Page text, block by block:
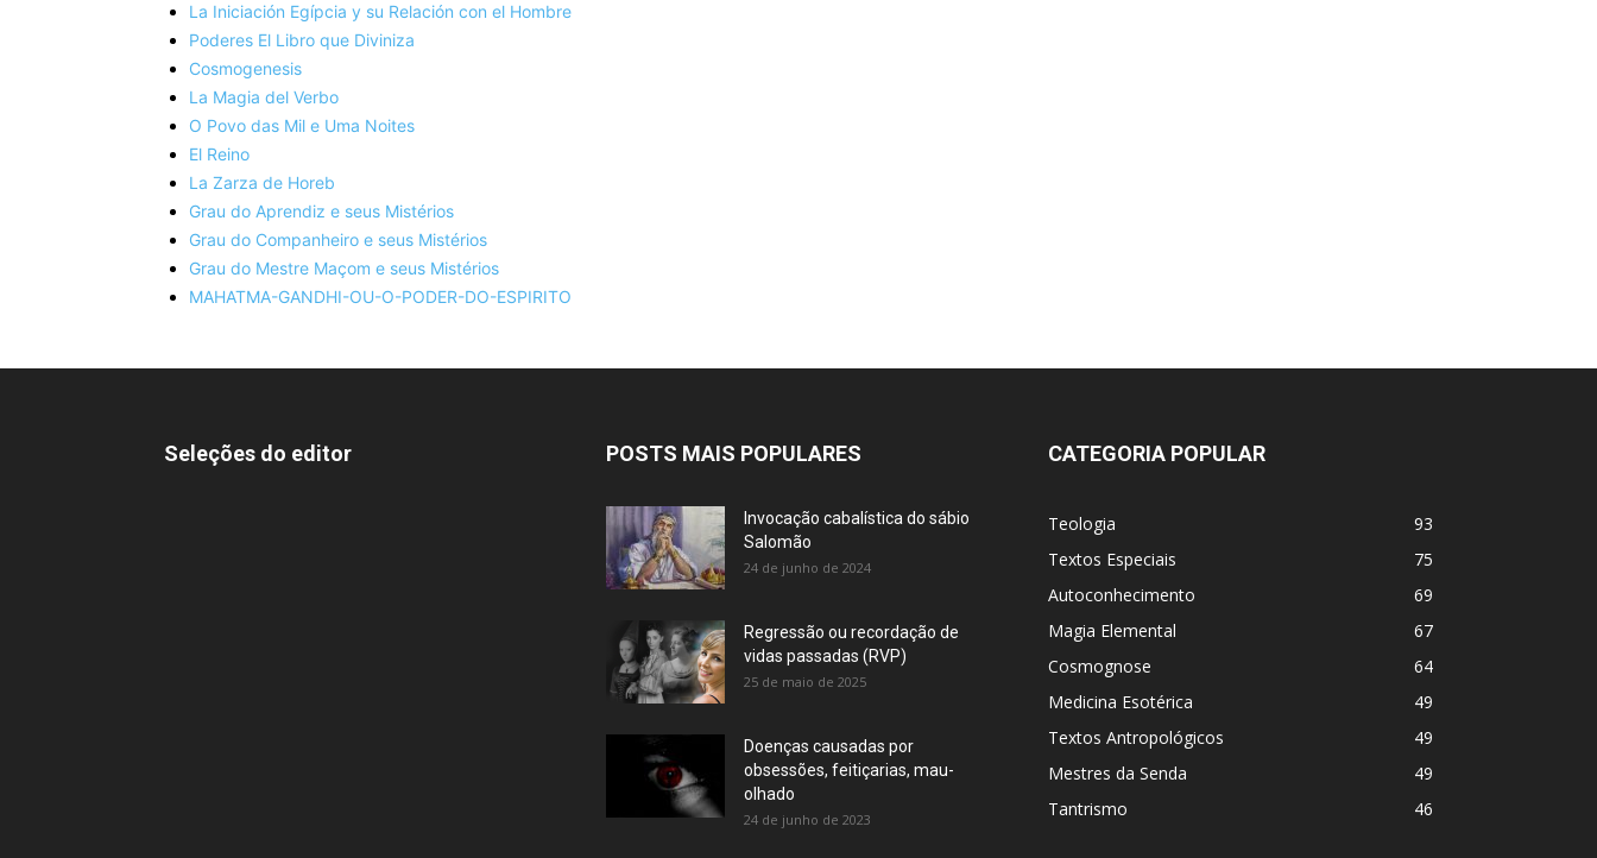
La Iniciación Egípcia y su Relación con el Hombre
Poderes El Libro que Diviniza
Cosmogenesis
La Magia del Verbo
O Povo das Mil e Uma Noites
El Reino
La Zarza de Horeb
Grau do Aprendiz e seus Mistérios
Grau do Companheiro e seus Mistérios
Grau do Mestre Maçom e seus Mistérios
MAHATMA-GANDHI-OU-O-PODER-DO-ESPIRITO
Seleções do editor POSTS MAIS POPULARES
Invocação cabalística do sábio
Salomão
24 de junho de 2024
Regressão ou recordação de
vidas passadas (RVP)
25 de maio de 2025
Doenças causadas por
obsessões, feitiçarias, mau-
olhado
24 de junho de 2023
CATEGORIA POPULAR
Teologia
93
Textos Especiais
75
Autoconhecimento
69
Magia Elemental
67
Cosmognose
64
Medicina Esotérica
49
Textos Antropológicos
49
Mestres da Senda
49
Tantrismo
46